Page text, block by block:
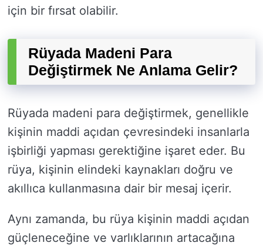
için bir fırsat olabilir.
Rüyada Madeni Para
Değiştirmek Ne Anlama Gelir?
Rüyada madeni para değiştirmek, genellikle
kişinin maddi açıdan çevresindeki insanlarla
işbirliği yapması gerektiğine işaret eder. Bu
rüya, kişinin elindeki kaynakları doğru ve
akıllıca kullanmasına dair bir mesaj içerir.
Aynı zamanda, bu rüya kişinin maddi açıdan
güçleneceğine ve varlıklarının artacağına